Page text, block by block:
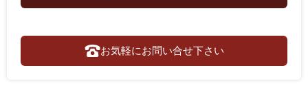
お気軽にお問い合せ下さい